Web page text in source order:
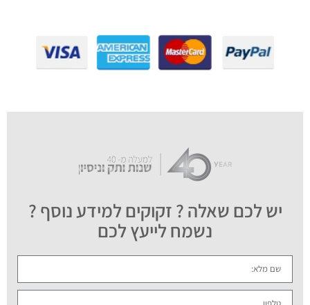
יש לכם שאלה ? זקוקים למידע נוסף ?
נשמח לייעץ לכם